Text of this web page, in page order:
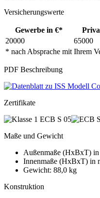
Versicherungswerte
Gewerbe in €*
* nach Absprache mit Ihrem
20000 65000
PDF Beschreibung
Zertifikate
Maße und Gewicht
Außenmaße (HxBxT)
Innenmaße (HxBxT) in
Gewicht: 88,0 kg
Konstruktion